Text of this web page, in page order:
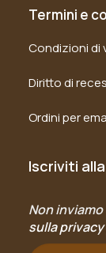
Termini e
Condizioni di
Diritto di
Ordini per
Iscriviti
Non
sulla privacy